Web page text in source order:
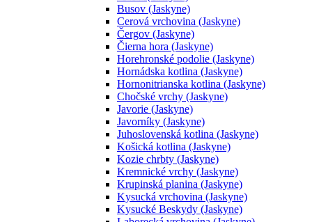
Busov (Jaskyne)
Cerová vrchovina (Jaskyne)
Čergov (Jaskyne)
Čierna hora (Jaskyne)
Horehronské podolie (Jaskyne)
Hornádska kotlina (Jaskyne)
Hornonitrianska kotlina (Jaskyne)
Chočské vrchy (Jaskyne)
Javorie (Jaskyne)
Javorníky (Jaskyne)
Juhoslovenská kotlina (Jaskyne)
Košická kotlina (Jaskyne)
Kozie chrbty (Jaskyne)
Kremnické vrchy (Jaskyne)
Krupinská planina (Jaskyne)
Kysucká vrchovina (Jaskyne)
Kysucké Beskydy (Jaskyne)